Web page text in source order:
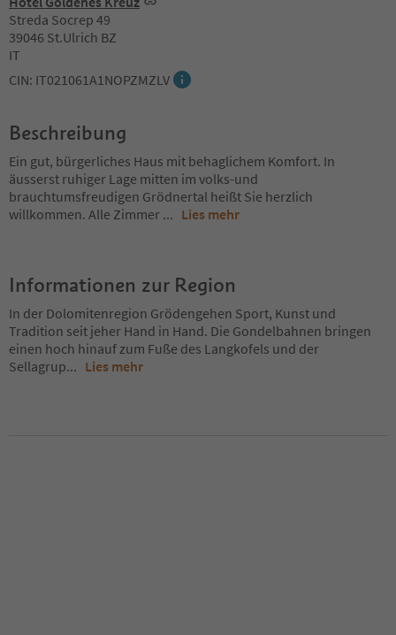
Streda Socrep 49
39046 St.Ulrich BZ
IT
CIN: IT021061A1NOPZMZLV
Beschreibung
Ein gut, bürgerliches Haus mit behaglichem Komfort. In
äusserst ruhiger Lage mitten im volks-und
brauchtumsfreudigen Grödnertal heißt Sie herzlich
willkommen. Alle Zimmer ... Lies mehr
Informationen zur Region
In der Dolomitenregion Grödengehen Sport, Kunst und
Tradition seit jeher Hand in Hand. Die Gondelbahnen bringen
einen hoch hinauf zum Fuße des Langkofels und der
Sellagrup... Lies mehr